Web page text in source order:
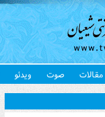
مقالات صوت ویدئو